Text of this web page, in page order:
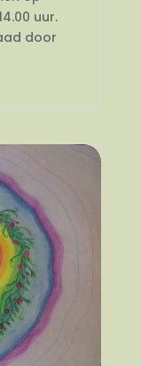
uur.
door